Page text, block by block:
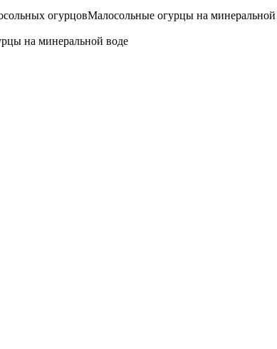
огурцовМалосольные огурцы на минеральной
на минеральной воде